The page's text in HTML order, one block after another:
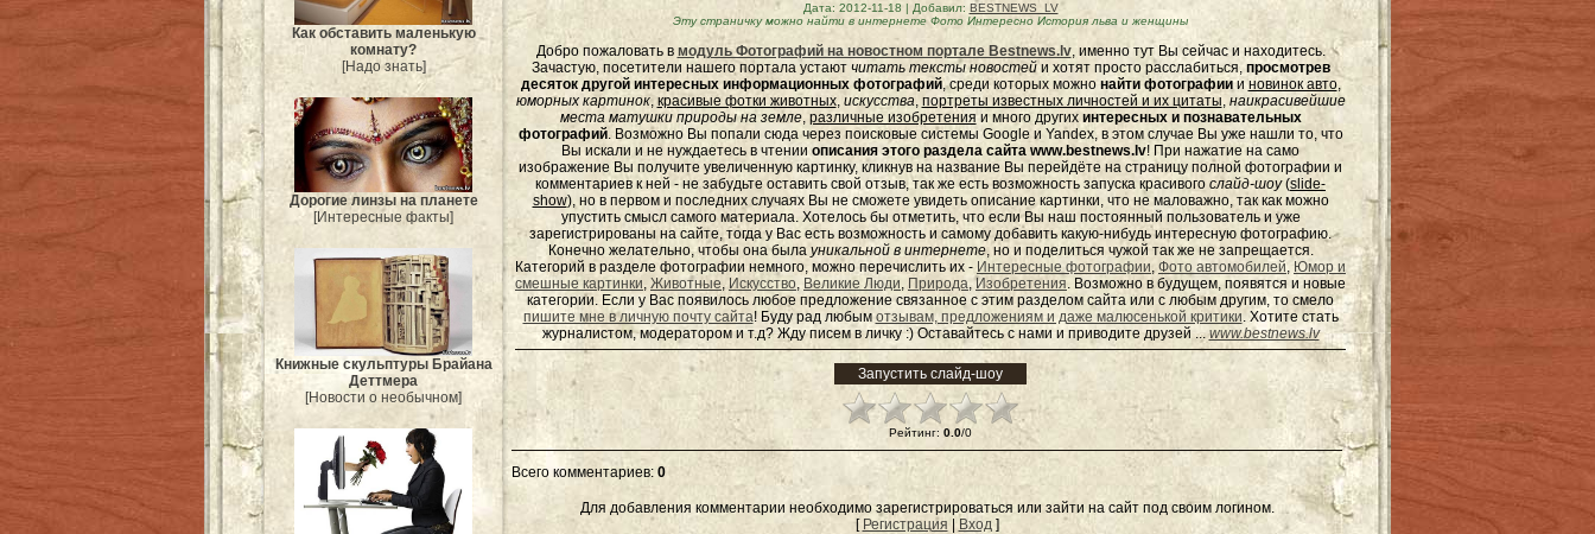
Как обставить маленькую
комнату?
[Надо знать]
Дорогие линзы на планете
[Интересные факты]
Книжные скульптуры Брайана
Деттмера
[Новости о необычном]
Дата: 2012-11-18 | Добавил: BESTNEWS_LV
Эту страничку можно найти в интернете Фото Интересно История льва и женщины
Добро пожаловать в модуль Фотографий на новостном портале Bestnews.lv, именно тут Вы сейчас и находитесь.
Зачастую, посетители нашего портала устают читать тексты новостейи хотят просто расслабиться,просмотрев
десяток другой интересных информационных фотографий, среди которых можно найти фотографиииновинок авто,
юморныхкартинок, красивые фотки животных, искусства, портреты известных личностей и их цитаты, наикрасивейшие
места матушки природы на земле, различные изобретенияи много других интересных и познавательных
фотографий. Возможно Вы попали сюда через поисковые системы Google и Yandex, в этом случае Вы уже нашли то, что
Вы искали и не нуждаетесь в чтении описания этого раздела сайта www.bestnews.lv! При нажатие на само
изображение Вы получите увеличенную картинку, кликнув на название Вы перейдёте на страницу полной фотографии и
комментариев к ней - не забудьте оставить свой отзыв, так же есть возможность запуска красивого слайд-шоу(slide-
show), но в первом и последних случаях Вы не сможете увидеть описание картинки, что не маловажно, так как можно
упустить смысл самого материала. Хотелось бы отметить, что если Вы наш постоянный пользователь и уже
зарегистрированы на сайте, тогда у Вас есть возможность и самому добавить какую-нибудь интересную фотографию.
Конечно желательно, чтобы она была уникальной в интернете, но и поделиться чужой так же не запрещается.
Категорий в разделе фотографии немного, можно перечислить их - Интересные фотографии, Фото автомобилей, Юмор и
смешные картинки, Животные, Искусство, Великие Люди, Природа,Изобретения. Возможно в будущем, появятся и новые
категории. Если у Вас появилось любое предложение связанное с этим разделом сайта или с любым другим, то смело
пишите мне в личную почту сайта! Буду рад любым отзывам, предложениям и даже малюсенькой критики. Хотите стать
журналистом, модератором и т.д? Жду писем вличку:) Оставайтесь с нами и приводите друзей ...www.bestnews.lv
Рейтинг: 0.0/0
Всего комментариев: 0
Для добавления комментарии необходимо зарегистрироваться или зайти на сайт под своим логином.
[ Регистрация Вход]